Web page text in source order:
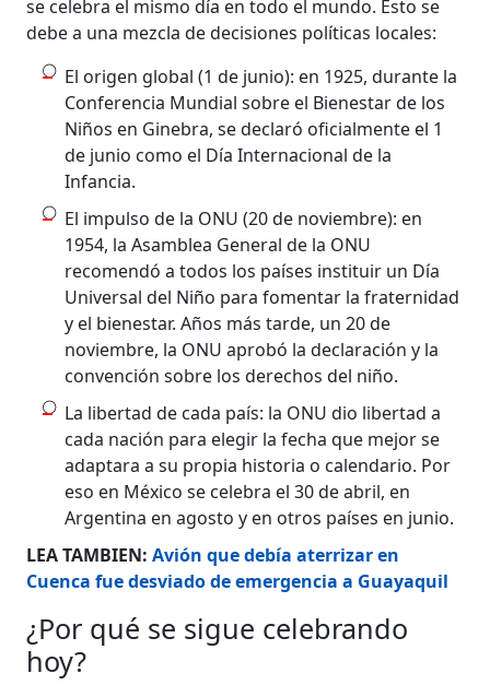
se celebra el mismo día en todo el mundo. Esto se
debe a una mezcla de decisiones políticas locales:
El origen global (1 de junio): en 1925, durante la
Conferencia Mundial sobre el Bienestar de los
Niños en Ginebra, se declaró oficialmente el 1
de junio como el Día Internacional de la
Infancia.
El impulso de la ONU (20 de noviembre): en
1954, la Asamblea General de la ONU
recomendó a todos los países instituir un Día
Universal del Niño para fomentar la fraternidad
y el bienestar. Años más tarde, un 20 de
noviembre, la ONU aprobó la declaración y la
convención sobre los derechos del niño.
La libertad de cada país: la ONU dio libertad a
cada nación para elegir la fecha que mejor se
adaptara a su propia historia o calendario. Por
eso en México se celebra el 30 de abril, en
Argentina en agosto y en otros países en junio.
LEA TAMBIEN:Avión que debía aterrizar en
Cuenca fue desviado de emergencia a Guayaquil
¿Por qué se sigue celebrando
hoy?